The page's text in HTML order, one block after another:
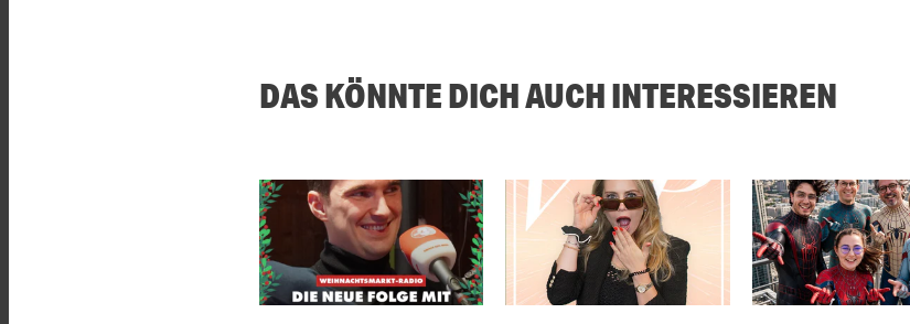
DAS KÖNNTE DICH AUCH INTERESSIEREN